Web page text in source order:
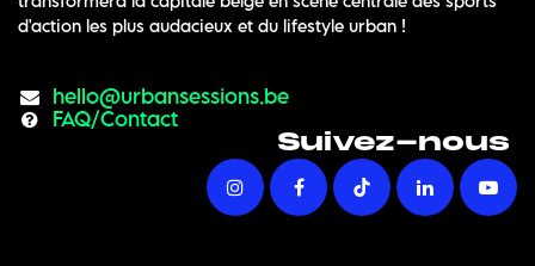
d'action les plus audacieux et du lifestyle urban !
hello@urbansessions.be
FAQ/Contact
Suivez-nous